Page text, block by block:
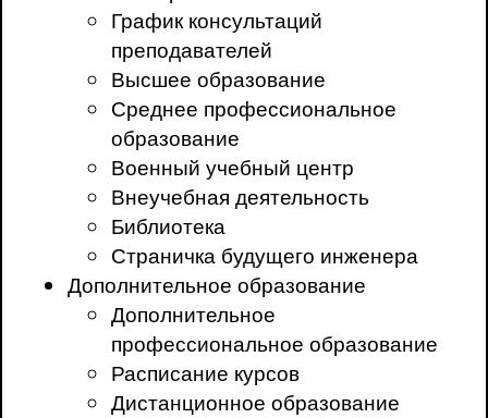
График консультаций
преподавателей
Высшее образование
Среднее профессиональное
образование
Военный учебный центр
Внеучебная деятельность
Библиотека
Страничка будущего инженера
Дополнительное образование
Дополнительное
профессиональное образование
Расписание курсов
Дистанционное образование